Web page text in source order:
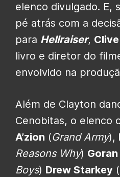
elenco divulgado. E,
pé atrás com a
para Hellraiser,
livro e diretor do
envolvido na
Além de Clayton
Cenobitas, o elenco
A’zion (Grand Army),
Reasons Why)
Boys) Drew Starkey (